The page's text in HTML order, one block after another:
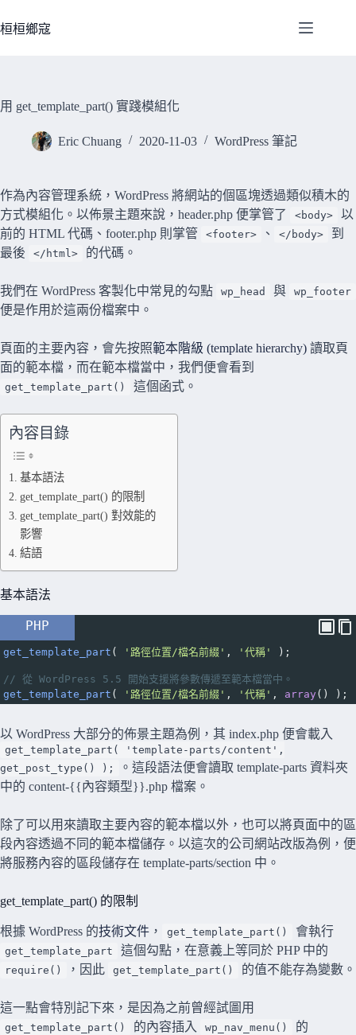
至
容
桓桓鄉寇
用 get_template_part() 實踐模組化
Eric Chuang 2020-11-03 WordPress 筆記
作為內容管理系統，WordPress 將網站的個區塊透過類似積木的
方式模組化。以佈景主題來說，header.php 便掌管了
<body>
以
前的 HTML 代碼、footer.php 則掌管
<footer> 、 </body>
到
最後
</html> 的代碼。
我們在 WordPress 客製化中常見的勾點 wp_head 與 wp_footer
便是作用於這兩份檔案中。
頁面的主要內容，會先按照範本階級 (template hierarchy) 讀取頁
面的範本檔，而在範本檔當中，我們便會看到
get_template_part() 這個函式。
內容目錄
基本語法
get_template_part() 的限制
get_template_part() 對效能的
影響
結語
基本語法
PHP
get_template_part ( '路徑位置/檔名前綴' , '代稱' );
// 從 WordPress 5.5 開始支援將參數傳遞至範本檔當中。
get_template_part ( '路徑位置/檔名前綴' , '代稱' , array () );
以 WordPress 大部分的佈景主題為例，其 index.php 便會載入
get_template_part( 'template-parts/content',
get_post_type() );
。這段語法便會讀取 template-parts 資料夾
中的 content-{{內容類型}}.php 檔案。
除了可以用來讀取主要內容的範本檔以外，也可以將頁面中的區
段內容透過不同的範本檔儲存。以這次的公司網站改版為例，便
將服務內容的區段儲存在 template-parts/section 中。
get_template_part() 的限制
根據 WordPress 的技術文件 ， get_template_part() 會執行
get_template_part 這個勾點，在意義上等同於 PHP 中的
require() ，因此 get_template_part() 的值不能存為變數。
這一點會特別記下來，是因為之前曾經試圖用
get_template_part() 的內容插入 wp_nav_menu() 的